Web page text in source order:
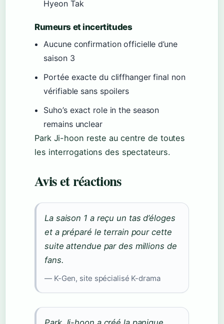
Hyeon Tak
Rumeurs et incertitudes
Aucune confirmation officielle d’une
saison 3
Portée exacte du cliffhanger final non
vérifiable sans spoilers
Suho’s exact role in the season
remains unclear
Park Ji-hoon reste au centre de toutes
les interrogations des spectateurs.
Avis et réactions
La saison 1 a reçu un tas d’éloges
et a préparé le terrain pour cette
suite attendue par des millions de
fans.
— K-Gen, site spécialisé K-drama